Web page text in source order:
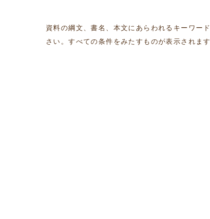
資料の綱文、書名、本文にあらわれるキーワー
さい。すべての条件をみたすものが表示されま